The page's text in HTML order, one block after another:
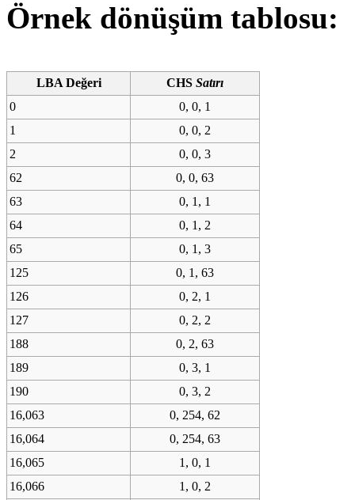
Örnek dönüşüm tablosu:
LBA Değeri CHS Satırı
0
0, 0, 1
1
0, 0, 2
2
0, 0, 3
62
0, 0, 63
63
0, 1, 1
64
0, 1, 2
65
0, 1, 3
125
0, 1, 63
126
0, 2, 1
127
0, 2, 2
188
0, 2, 63
189
0, 3, 1
190
0, 3, 2
16,063
0, 254, 62
16,064
0, 254, 63
16,065
1, 0, 1
16,066
1, 0, 2